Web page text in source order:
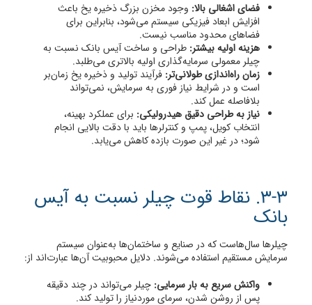
فضای اشغالی بالا: وجود مخزن بزرگ ذخیره یخ باعث
افزایش ابعاد فیزیکی سیستم می‌شود، بنابراین برای
فضاهای محدود مناسب نیست.
هزینه اولیه بیشتر: طراحی و ساخت آیس بانک نسبت به
چیلر معمولی سرمایه‌گذاری اولیه بالاتری می‌طلبد.
زمان راه‌اندازی طولانی‌تر: فرآیند تولید و ذخیره یخ زمان‌بر
است و در شرایط نیاز فوری به سرمایش، نمی‌تواند
بلافاصله عمل کند.
نیاز به طراحی دقیق هیدرولیکی: برای عملکرد بهینه،
انتخاب کویل، پمپ و کنترلرها باید با دقت بالایی انجام
شود؛ در غیر این صورت بازده کاهش می‌یابد.
3-3. نقاط قوت چیلر نسبت به آیس
بانک
چیلرها سال‌هاست که در صنایع و ساختمان‌ها به‌عنوان سیستم
سرمایش مستقیم استفاده می‌شوند. دلایل محبوبیت آن‌ها عبارت‌اند از:
واکنش سریع به بار سرمایی: چیلر می‌تواند در چند دقیقه
پس از روشن شدن، سرمای موردنیاز را تولید کند.